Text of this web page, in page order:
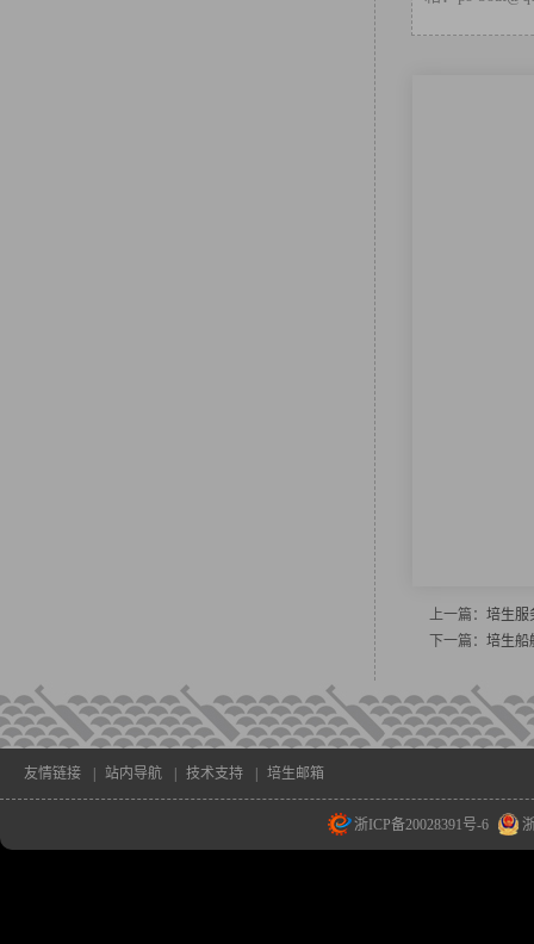
上一篇： 培生服
下一篇： 培生船
友情链接 站内导航 技术支持 培生邮箱
浙ICP备20028391号-6